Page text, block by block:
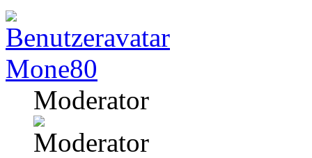
Mone80
Moderator